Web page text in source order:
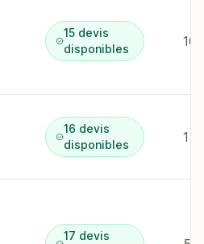
15 devis
disponibles
16 devis
disponibles
15
17 devis